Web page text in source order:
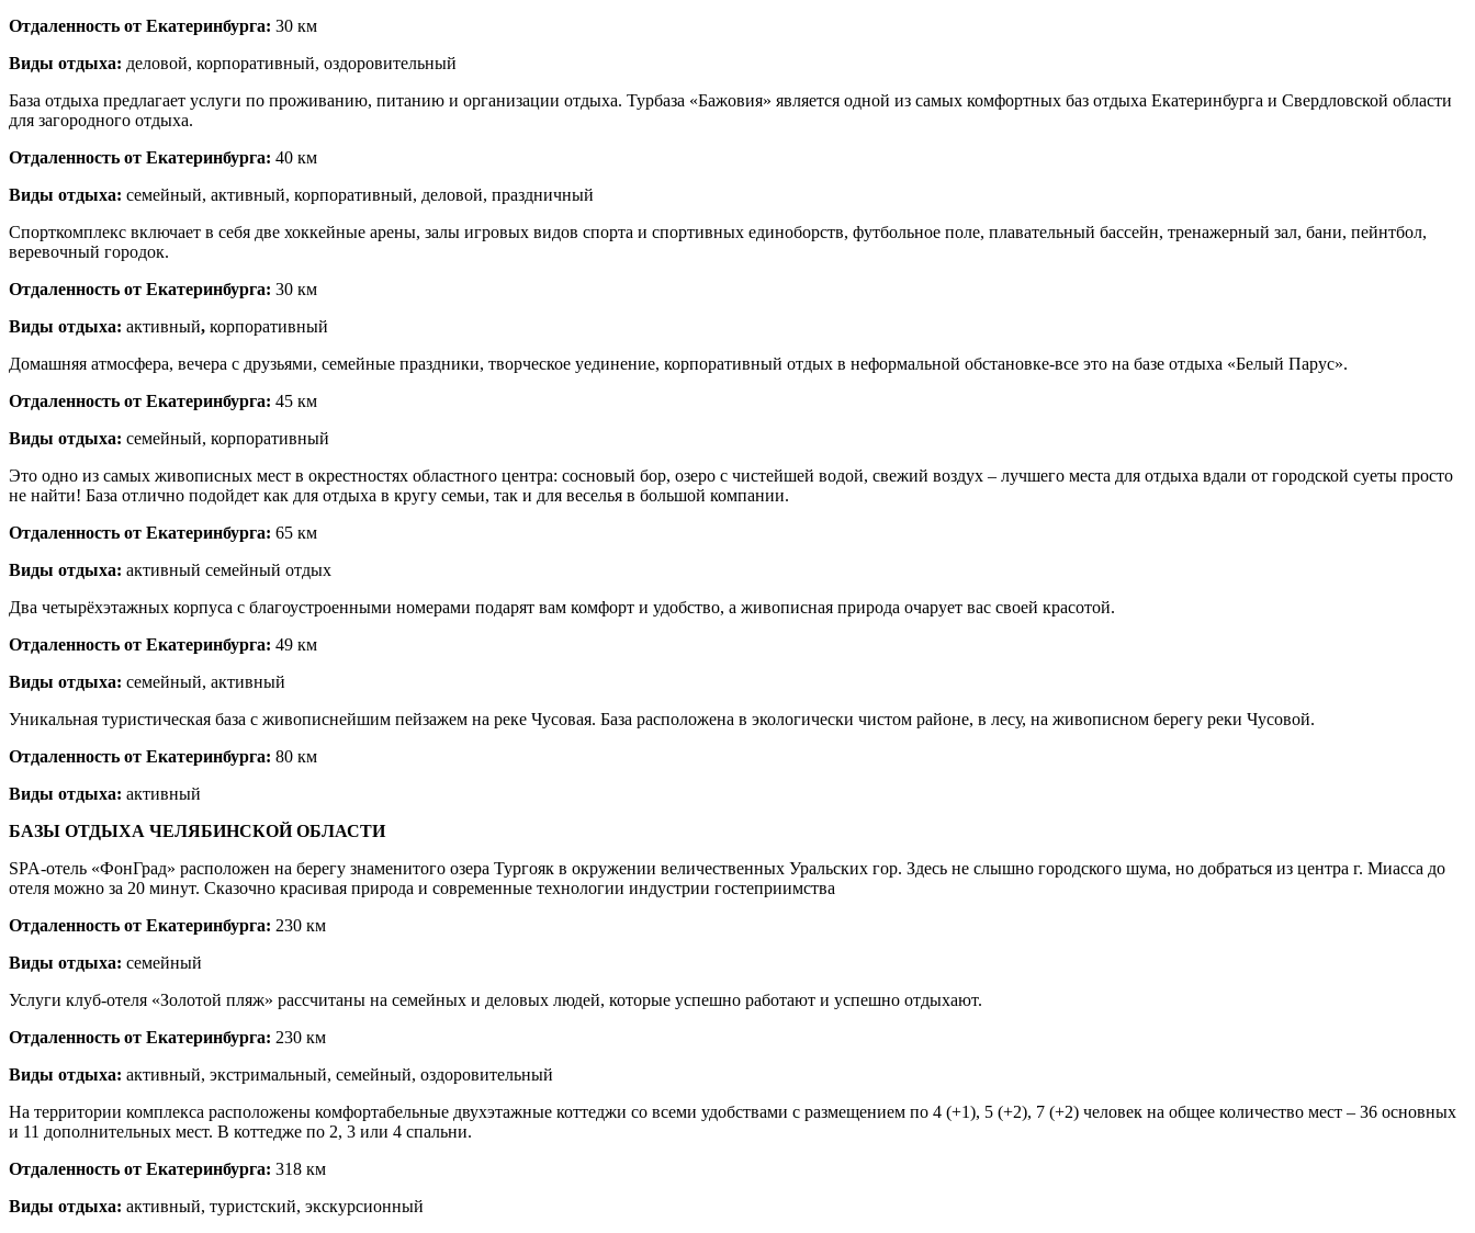
Отдаленность от Екатеринбурга: 30 км
Виды отдыха: деловой, корпоративный, оздоровительный
База отдыха предлагает услуги по проживанию, питанию и организации отдыха. Турбаза «Бажовия» является одной из самых комфортных баз отдыха Екатеринбурга и Свердловской области
для загородного отдыха.
Отдаленность от Екатеринбурга: 40 км
Виды отдыха: семейный, активный, корпоративный, деловой, праздничный
Спорткомплекс включает в себя две хоккейные арены, залы игровых видов спорта и спортивных единоборств, футбольное поле, плавательный бассейн, тренажерный зал, бани, пейнтбол,
веревочный городок.
Отдаленность от Екатеринбурга: 30 км
Виды отдыха: активный, корпоративный
Домашняя атмосфера, вечера с друзьями, семейные праздники, творческое уединение, корпоративный отдых в неформальной обстановке-все это на базе отдыха «Белый Парус».
Отдаленность от Екатеринбурга: 45 км
Виды отдыха: семейный, корпоративный
Это одно из самых живописных мест в окрестностях областного центра: сосновый бор, озеро с чистейшей водой, свежий воздух – лучшего места для отдыха вдали от городской суеты просто
не найти! База отлично подойдет как для отдыха в кругу семьи, так и для веселья в большой компании.
Отдаленность от Екатеринбурга: 65 км
Виды отдыха: активный семейный отдых
Два четырёхэтажных корпуса с благоустроенными номерами подарят вам комфорт и удобство, а живописная природа очарует вас своей красотой.
Отдаленность от Екатеринбурга: 49 км
Виды отдыха: семейный, активный
Уникальная туристическая база с живописнейшим пейзажем на реке Чусовая. База расположена в экологически чистом районе, в лесу, на живописном берегу реки Чусовой.
Отдаленность от Екатеринбурга: 80 км
Виды отдыха: активный
БАЗЫ ОТДЫХА ЧЕЛЯБИНСКОЙ ОБЛАСТИ
SPA-отель «ФонГрад» расположен на берегу знаменитого озера Тургояк в окружении величественных Уральских гор. Здесь не слышно городского шума, но добраться из центра г. Миасса до
отеля можно за 20 минут. Сказочно красивая природа и современные технологии индустрии гостеприимства
Отдаленность от Екатеринбурга: 230 км
Виды отдыха: семейный
Услуги клуб-отеля «Золотой пляж» рассчитаны на семейных и деловых людей, которые успешно работают и успешно отдыхают.
Отдаленность от Екатеринбурга: 230 км
Виды отдыха: активный, экстримальный, семейный, оздоровительный
На территории комплекса расположены комфортабельные двухэтажные коттеджи со всеми удобствами с размещением по 4 (+1), 5 (+2), 7 (+2) человек на общее количество мест – 36 основных
и 11 дополнительных мест. В коттедже по 2, 3 или 4 спальни.
Отдаленность от Екатеринбурга: 318 км
Виды отдыха: активный, туристский, экскурсионный